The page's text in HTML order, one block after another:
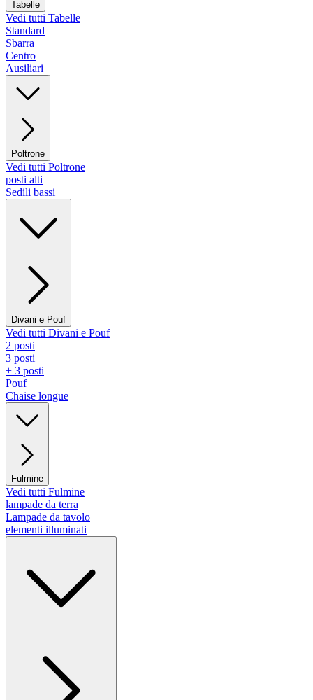
Tabelle
Vedi tutti Tabelle
Standard
Sbarra
Centro
Ausiliari
Poltrone
Vedi tutti Poltrone
posti alti
Sedili bassi
Divani e Pouf
Vedi tutti Divani e Pouf
2 posti
3 posti
+ 3 posti
Pouf
Chaise longue
Fulmine
Vedi tutti Fulmine
lampade da terra
Lampade da tavolo
elementi illuminati